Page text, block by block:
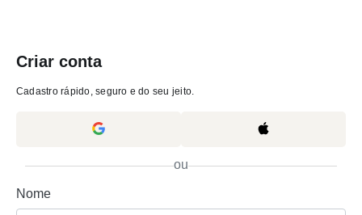
Criar conta
Cadastro rápido, seguro e do seu jeito.
ou
Nome